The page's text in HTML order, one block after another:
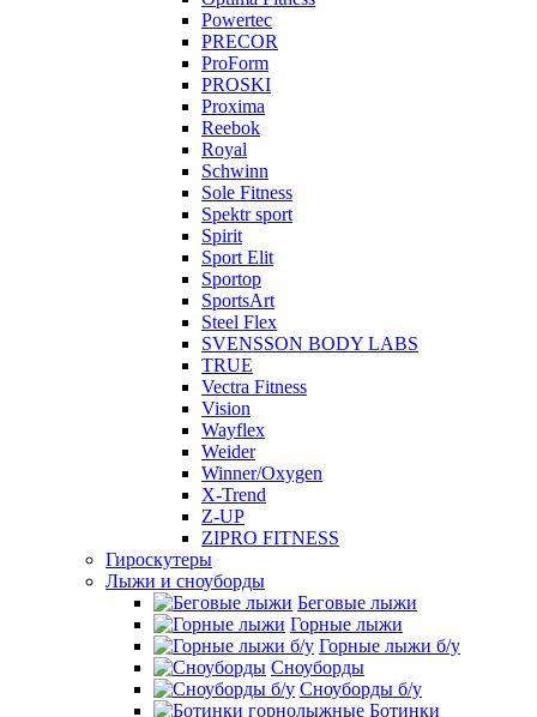
Powertec
PRECOR
ProForm
PROSKI
Proxima
Reebok
Royal
Schwinn
Sole Fitness
Spektr sport
Spirit
Sport Elit
Sportop
SportsArt
Steel Flex
SVENSSON BODY LABS
TRUE
Vectra Fitness
Vision
Wayflex
Weider
Winner/Oxygen
X-Trend
Z-UP
ZIPRO FITNESS
Гироскутеры
Лыжи и сноуборды
Беговые лыжи
Горные лыжи
Горные лыжи б/у
Сноуборды
Сноуборды б/у
Ботинки